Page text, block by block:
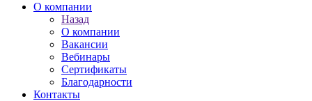
О компании
Назад
О компании
Вакансии
Вебинары
Сертификаты
Благодарности
Контакты